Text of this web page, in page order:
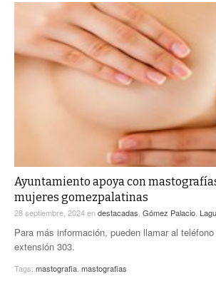
Ayuntamiento apoya con
mujeres gomezpalatinas
28 septiembre, 2024endestacadas Gómez Palacio
Para más información, pueden llamar al teléfono
extensión 303.
Tags: mastografia mastografias